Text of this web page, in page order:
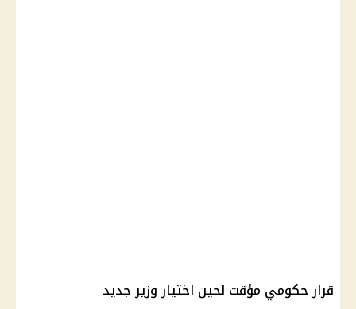
قرار حكومي مؤقت لحين اختيار وزير جديد